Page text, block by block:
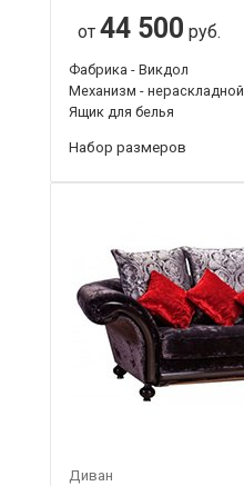
от 44 500 руб.
Фабрика - Викдол
Механизм - нераскладной
Ящик для белья
Набор размеров
Диван